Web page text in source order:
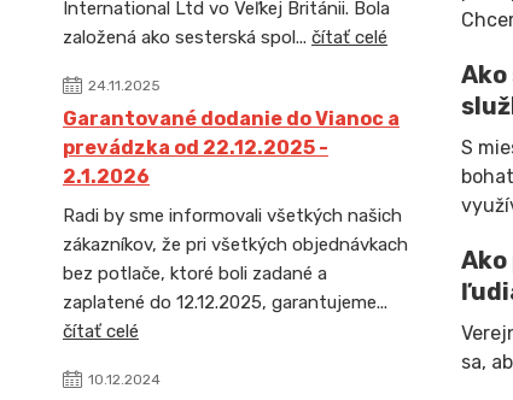
International Ltd vo Veľkej Británii. Bola
založená ako sesterská spol... čítať celé
24.11.2025
Garantované dodanie do Vianoc a
prevádzka od 22.12.2025 -
2.1.2026
Radi by sme informovali všetkých našich
zákazníkov, že pri všetkých objednávkach
bez potlače, ktoré boli zadané a
zaplatené do 12.12.2025, garantujeme...
čítať celé
10.12.2024
S
sa,